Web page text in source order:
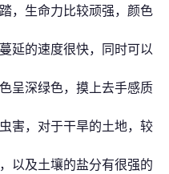
，生命力比较顽强，颜色
延的速度很快，同时可以
呈深绿色，摸上去手感质
害，对于干旱的土地，较
以及土壤的盐分有很强的